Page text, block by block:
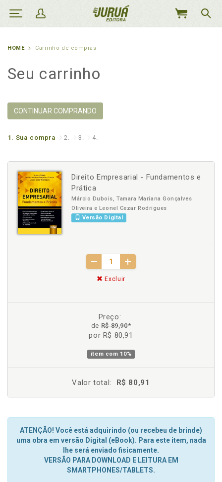
MEU
HOME Carrinho de compras
Seu carrinho
CONTINUAR COMPRANDO
1. Sua compra 2. 3. 4.
Direito Empresarial - Fundamentos e
Prática
Márcio Dubois, Tamara Mariana Gonçalves
Oliveira e Leonel Cezar Rodrigues
Versão Digital
Excluir
Preço:
deR$ 89,90*
por R$ 80,91
item com 10%
Valor total: R$ 80,91
ATENÇÃO! Você está adquirindo (ou recebeu de brinde)
uma obra em versão Digital (eBook). Para este item, nada
lhe será enviado fisicamente.
VERSÃO PARA DOWNLOAD E LEITURA EM
SMARTPHONES/TABLETS.